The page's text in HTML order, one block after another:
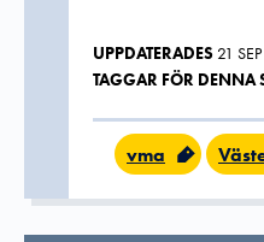
UPPDATERADES 21
TAGGAR FÖR DENNA
vma